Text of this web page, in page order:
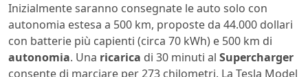
Inizialmente saranno consegnate le auto solo con
autonomia estesa a 500 km, proposte da 44.000 dollari
con batterie più capienti (circa 70 kWh) e 500 km di
autonomia. Una ricarica di 30 minuti al Supercharger
consente di marciare per 273 chilometri. La Tesla Model